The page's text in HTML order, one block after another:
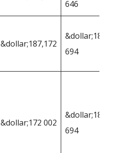
646
&dollar;187,172
&dollar;183
694
&dollar;172 002
&dollar;183
694